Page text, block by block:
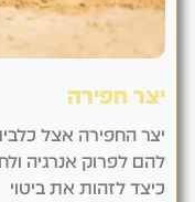
יצר חפירה
יצר החפירה אצל
להם לפרוק אנרגיה
כיצד לזהות את ביטוי